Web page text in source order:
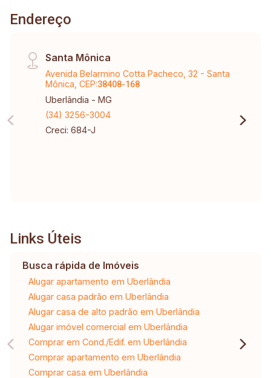
Endereço
Santa Mônica
Avenida Belarmino Cotta Pacheco, 32 - Santa
Mônica, CEP:38408-168
Uberlândia - MG
(34) 3256-3004
Creci: 684-J
Links Úteis
Busca rápida de Imóveis
Alugar apartamento em Uberlândia
Alugar casa padrão em Uberlândia
Alugar casa de alto padrão em Uberlândia
Alugar imóvel comercial em Uberlândia
Comprar em Cond./Edif. em Uberlândia
Comprar apartamento em Uberlândia
Comprar casa em Uberlândia